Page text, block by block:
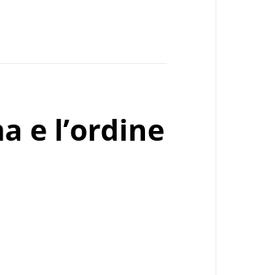
e l’ordine